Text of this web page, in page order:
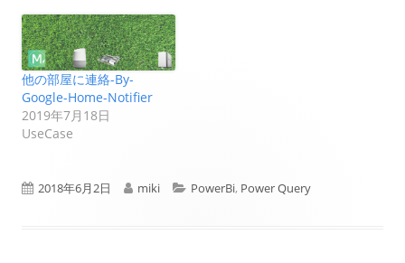
他の部屋に連絡-By-
Google-Home-Notifier
2019年7月18日
UseCase
公
2018年6月2日
作
miki
カ
PowerBi, Power Query